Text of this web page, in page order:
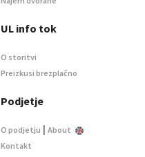
UL info tok
O storitvi
Preizkusi brezplačno
Podjetje
O podjetju | About
Kontakt